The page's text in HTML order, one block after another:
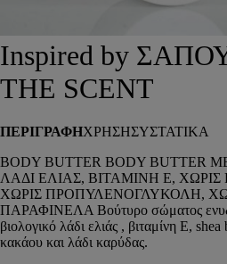
HOROMIA
SPECIAL OFFERS
ΚΑΛΑΘΙ
Inspired by
THE SCENT
ΠΕΡΙΓΡΑΦΗΧΡΗΣΗΣΥΣΤΑΤΙΚΑ
BODY BUTTER BODY BUTTER
ΛΑΔΙ ΕΛΙΑΣ, ΒΙΤΑΜΙΝΗ Ε, ΧΩΡΙΣ
ΧΩΡΙΣ ΠΡΟΠΥΛΕΝΟΓΛΥΚΟΛΗ,
ΠΑΡΑΦΙΝΕΛΑ Βούτυρο σώματος
βιολογικό λάδι ελιάς , βιταμίνη Ε,
κακάου και λάδι καρύδας.